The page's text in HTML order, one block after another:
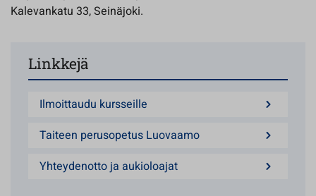
Kalevankatu 33, Seinäjoki.
Linkkejä
Ilmoittaudu kursseille
Taiteen perusopetus Luovaamo
Yhteydenotto ja aukioloajat